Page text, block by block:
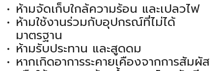
ห้ามจัดเก็บใกล้ความร้อน และเปลวไฟ
ห้ามใช้งานร่วมกับอุปกรณ์ที่ไม่ได้
มาตรฐาน
ห้ามรับประทาน และสูดดม
หากเกิดอาการระคายเคืองจากการสัมผัส